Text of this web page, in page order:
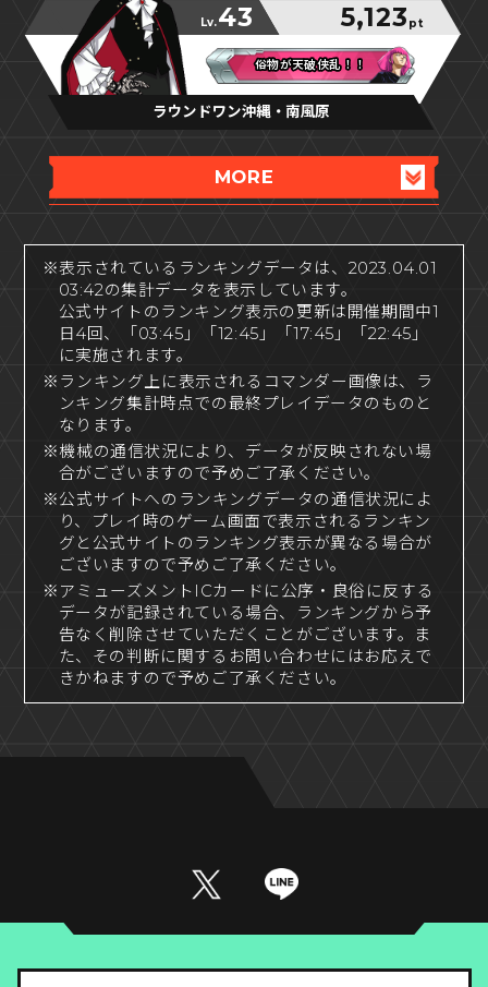
Lv.43 5,123 pt
俗物が天破侠乱！！
俗物が天破侠乱！！
俗物が天破侠乱！！
ラウンドワン沖縄・南風原
MORE
※表示されているランキングデータは、2023.04.01
03:42の集計データを表示しています。
公式サイトのランキング表示の更新は開催期間中1
日4回、「03:45」「12:45」「17:45」「22:45」
に実施されます。
※ランキング上に表示されるコマンダー画像は、ラ
ンキング集計時点での最終プレイデータのものと
なります。
※機械の通信状況により、データが反映されない場
合がございますので予めご了承ください。
※公式サイトへのランキングデータの通信状況によ
り、プレイ時のゲーム画面で表示されるランキン
グと公式サイトのランキング表示が異なる場合が
ございますので予めご了承ください。
※アミューズメントICカードに公序・良俗に反する
データが記録されている場合、ランキングから予
告なく削除させていただくことがございます。ま
た、その判断に関するお問い合わせにはお応えで
きかねますので予めご了承ください。